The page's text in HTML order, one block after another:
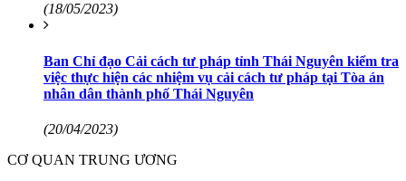
(18/05/2023)
Ban Chỉ đạo Cải cách tư pháp tỉnh Thái Nguyên kiểm tra
việc thực hiện các nhiệm vụ cải cách tư pháp tại Tòa án
nhân dân thành phố Thái Nguyên
(20/04/2023)
CƠ QUAN TRUNG ƯƠNG